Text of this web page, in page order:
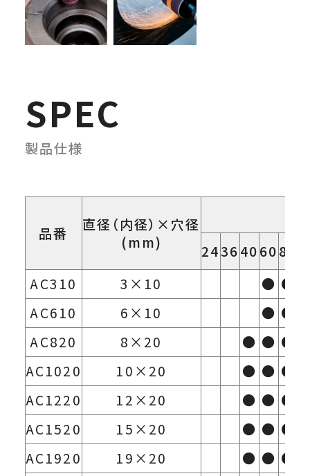
SPEC
製品仕様
品番
直径（内径）×穴径
(mm)
2436406080
AC310
3×10 ● ●
AC610
6×10 ● ●
AC820
8×20 ● ● ●
AC1020
10×20 ● ● ●
AC1220
12×20 ● ● ●
AC1520
15×20 ● ● ●
AC1920
19×20 ● ● ●